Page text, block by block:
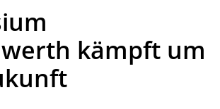
kämpft um